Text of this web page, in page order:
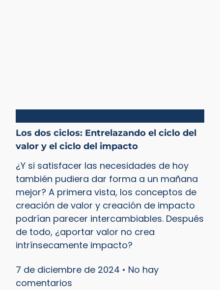
Los dos ciclos: Entrelazando el ciclo del
valor y el ciclo del impacto
¿Y si satisfacer las necesidades de hoy
también pudiera dar forma a un mañana
mejor? A primera vista, los conceptos de
creación de valor y creación de impacto
podrían parecer intercambiables. Después
de todo, ¿aportar valor no crea
intrínsecamente impacto?
7 de diciembre de 2024
No hay
comentarios